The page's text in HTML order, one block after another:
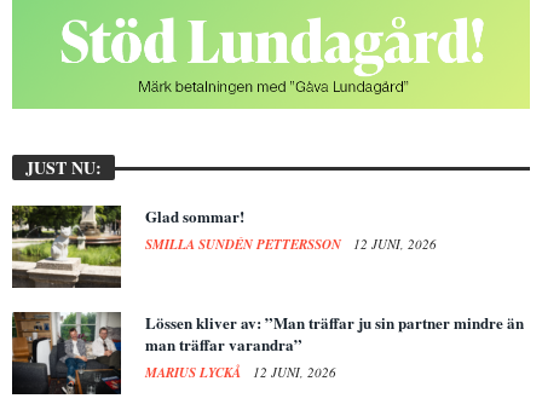
JUST NU:
Glad sommar!
SMILLA SUNDÉN PETTERSSON 12 JUNI, 2026
Lössen kliver av: ”Man träffar ju sin partner mindre än
man träffar varandra”
MARIUS LYCKÅ 12 JUNI, 2026